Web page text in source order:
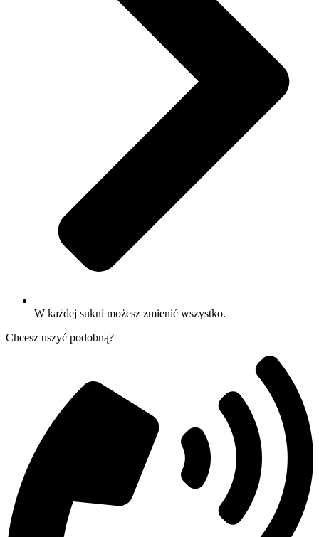
W każdej sukni możesz zmienić wszystko.
Chcesz uszyć podobną?